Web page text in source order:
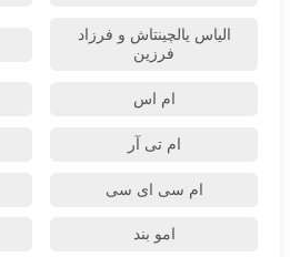
الیاس یالچینتاش و فرزاد
فرزین
ام اس
ام تی آر
ام سی ای سی
امو بند